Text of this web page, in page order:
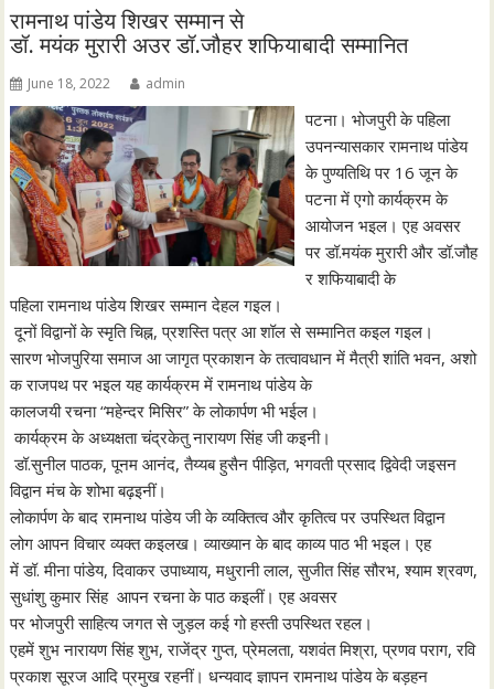
रामनाथ पांडेय शिखर सम्मान से
डॉ. मयंक मुरारी अउर डॉ.जौहर शफियाबादी सम्मानित
June 18, 2022 admin
पटना। भोजपुरी के पहिला
उपनन्यासकार रामनाथ पांडेय
के पुण्यतिथि पर 16 जून के
पटना में एगो कार्यक्रम के
आयोजन भइल। एह अवसर
पर डॉ.मयंक मुरारी और डॉ.जौह
र शफियाबादी के
पहिला रामनाथ पांडेय शिखर सम्मान देहल गइल।
दूनों विद्वानों के स्मृति चिह्न, प्रशस्ति पत्र आ शॉल से सम्मानित कइल गइल।
सारण भोजपुरिया समाज आ जागृत प्रकाशन के तत्वावधान में मैत्री शांति भवन, अशो
क राजपथ पर भइल यह कार्यक्रम में रामनाथ पांडेय के
कालजयी रचना “महेन्दर मिसिर” के लोकार्पण भी भईल।
कार्यक्रम के अध्यक्षता चंद्रकेतु नारायण सिंह जी कइनी।
डॉ.सुनील पाठक, पूनम आनंद, तैय्यब हुसैन पीड़ित, भगवती प्रसाद द्विवेदी जइसन
विद्वान मंच के शोभा बढ़इनीं।
लोकार्पण के बाद रामनाथ पांडेय जी के व्यक्तित्व और कृतित्व पर उपस्थित विद्वान
लोग आपन विचार व्यक्त कइलख। व्याख्यान के बाद काव्य पाठ भी भइल। एह
में डॉ. मीना पांडेय, दिवाकर उपाध्याय, मधुरानी लाल, सुजीत सिंह सौरभ, श्याम श्रवण,
सुधांशु कुमार सिंह आपन रचना के पाठ कइलीं। एह अवसर
पर भोजपुरी साहित्य जगत से जुड़ल कई गो हस्ती उपस्थित रहल।
एहमें शुभ नारायण सिंह शुभ, राजेंद्र गुप्त, प्रेमलता, यशवंत मिश्रा, प्रणव पराग, रवि
प्रकाश सूरज आदि प्रमुख रहनीं। धन्यवाद ज्ञापन रामनाथ पांडेय के बड़हन